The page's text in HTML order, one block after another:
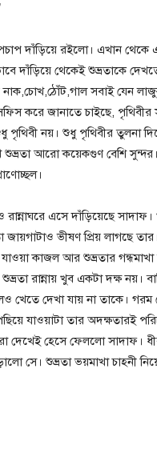
দাঁড়িয়ে রইলো। এখান
দাঁড়িয়ে থেকেই শুভ্রতাকে
নাক,চোখ,ঠোঁট,গাল সবাই যেন
করে জানাতে চাইছে, পৃথিবীর
পৃথিবী নয়। শুধু পৃথিবীর তুলনা
শুভ্রতা আরো কয়েকগুণ বেশি
এসে দাঁড়িয়েছে
জায়গাটাও ভীষণ প্রিয় লাগছে
যাওয়া কাজল আর শুভ্রতার
রান্নায় খুব একটা দক্ষ নয়।
খেতে দেখা যায় না তাকে।
যাওয়াটা তার অদক্ষতারই
দেখেই হেসে ফেললো সাদাফ।
সে। শুভ্রতা ভয়মাখা চাহনী